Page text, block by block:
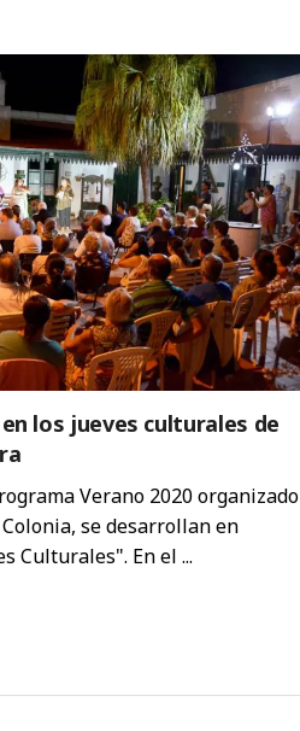
los jueves culturales de
Verano 2020 organizado
se desarrollan en
Culturales". En el ...